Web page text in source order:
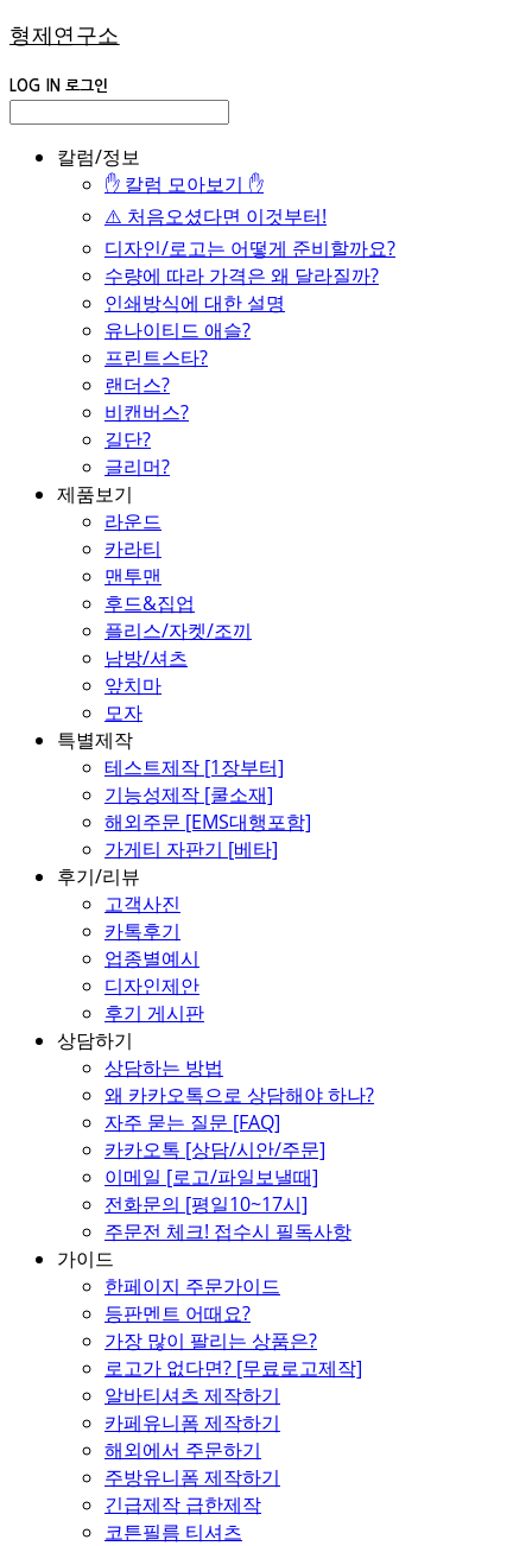
형제연구소
LOG IN 로그인
칼럼/정보
✋ 칼럼 모아보기 ✋
⚠️ 처음오셨다면 이것부터!
디자인/로고는 어떻게 준비할까요?
수량에 따라 가격은 왜 달라질까?
인쇄방식에 대한 설명
유나이티드 애슬?
프린트스타?
랜더스?
비캔버스?
길단?
글리머?
제품보기
라운드
카라티
맨투맨
후드&집업
플리스/자켓/조끼
남방/셔츠
앞치마
모자
특별제작
테스트제작 [1장부터]
기능성제작 [쿨소재]
해외주문 [EMS대행포함]
가게티 자판기 [베타]
후기/리뷰
고객사진
카톡후기
업종별예시
디자인제안
후기 게시판
상담하기
상담하는 방법
왜 카카오톡으로 상담해야 하나?
자주 묻는 질문 [FAQ]
카카오톡 [상담/시안/주문]
이메일 [로고/파일보낼때]
전화문의 [평일10~17시]
주문전 체크! 접수시 필독사항
가이드
한페이지 주문가이드
등판멘트 어때요?
가장 많이 팔리는 상품은?
로고가 없다면? [무료로고제작]
알바티셔츠 제작하기
카페유니폼 제작하기
해외에서 주문하기
주방유니폼 제작하기
긴급제작 급한제작
코튼필름 티셔츠